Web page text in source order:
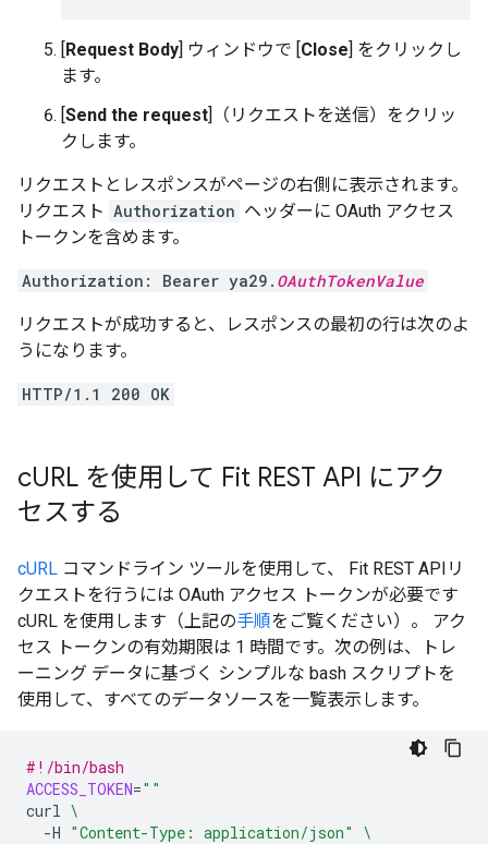
[Request Body] ウィンドウで [Close] をクリックし
ます。
[Send the request]（リクエストを送信）をクリッ
クします。
リクエストとレスポンスがページの右側に表示されます。
リクエスト Authorization ヘッダーに OAuth アクセス
トークンを含めます。
Authorization: Bearer ya29. OAuthTokenValue
リクエストが成功すると、レスポンスの最初の行は次のよ
うになります。
HTTP/1.1 200 OK
cURL を使用して Fit REST API にアク
セスする
cURL コマンドライン ツールを使用して、 Fit REST APIリ
クエストを行うには OAuth アクセス トークンが必要です
cURL を使用します（上記の手順をご覧ください）。 アク
セス トークンの有効期限は 1 時間です。次の例は、トレ
ーニング データに基づく シンプルな bash スクリプトを
使用して、すべてのデータソースを一覧表示します。
#!/bin/bash
ACCESS_TOKEN=" "
curl \
-H "Content-Type: application/json"
\